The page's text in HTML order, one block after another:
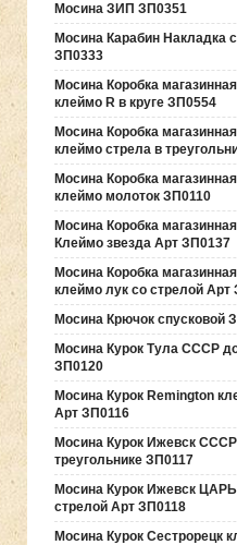
Мосина ЗИП ЗП0351
Мосина Карабин Накладка
ЗП0333
Мосина Коробка
клеймо R в круге ЗП0554
Мосина Коробка
клеймо стрела в
Мосина Коробка
клеймо молоток ЗП0110
Мосина Коробка
Клеймо звезда Арт ЗП0137
Мосина Коробка
клеймо лук со стрелой Арт
Мосина Крючок спусковой
Мосина Курок Тула СССР
ЗП0120
Мосина Курок Remington
Арт ЗП0116
Мосина Курок Ижевск
треугольнике ЗП0117
Мосина Курок Ижевск
стрелой Арт ЗП0118
Мосина Курок Сестрорецк